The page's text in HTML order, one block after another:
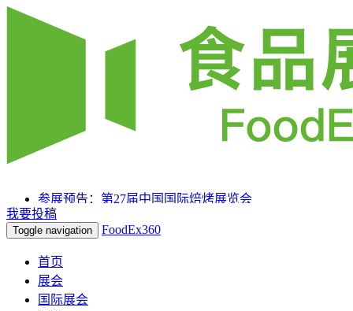
参展预告：第27届中国国际焙烤展览会
参展预告：SIAL 西雅国际食品和饮料展览会（上海）
参展预告：2025HOTELEX上海国际酒店及餐饮业博览
会
我要投稿
Toggle navigation FoodEx360
首页
展会
国际展会